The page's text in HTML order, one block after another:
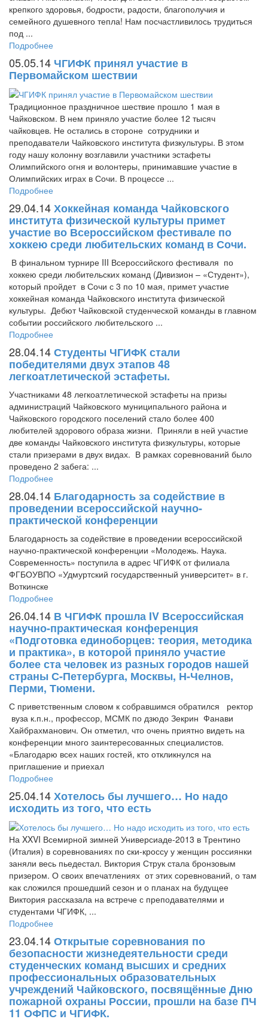
крепкого здоровья, бодрости, радости, благополучия и
семейного душевного тепла! Нам посчастливилось трудиться
под ...
Подробнее
05.05.14 ЧГИФК принял участие в
Первомайском шествии
Традиционное праздничное шествие прошло 1 мая в
Чайковском. В нем приняло участие более 12 тысяч
чайковцев. Не остались в стороне сотрудники и
преподаватели Чайковского института физкультуры. В этом
году нашу колонну возглавили участники эстафеты
Олимпийского огня и волонтеры, принимавшие участие в
Олимпийских играх в Сочи. В процессе ...
Подробнее
29.04.14Хоккейная команда Чайковского
института физической культуры примет
участие во Всероссийском фестивале по
хоккею среди любительских команд в Сочи.
В финальном турнире III Всероссийского фестиваля по
хоккею среди любительских команд (Дивизион – «Студент»),
который пройдет в Сочи с 3 по 10 мая, примет участие
хоккейная команда Чайковского института физической
культуры. Дебют Чайковской студенческой команды в главном
событии российского любительского ...
Подробнее
28.04.14Студенты ЧГИФК стали
победителями двух этапов 48
легкоатлетической эстафеты.
Участниками 48 легкоатлетической эстафеты на призы
администраций Чайковского муниципального района и
Чайковского городского поселений стало более 400
любителей здорового образа жизни. Приняли в ней участие
две команды Чайковского института физкультуры, которые
стали призерами в двух видах. В рамках соревнований было
проведено 2 забега: ...
Подробнее
28.04.14 Благодарность за содействие в
проведении всероссийской научно-
практической конференции
Благодарность за содействие в проведении всероссийской
научно-практической конференции «Молодежь. Наука.
Современность» поступила в адрес ЧГИФК от филиала
ФГБОУВПО «Удмуртский государственный университет» в г.
Воткинске
Подробнее
26.04.14 В ЧГИФК прошла IV Всероссийская
научно-практическая конференция
«Подготовка единоборцев: теория, методика
и практика», в которой приняло участие
более ста человек из разных городов нашей
страны С-Петербурга, Москвы, Н-Челнов,
Перми, Тюмени.
С приветственным словом к собравшимся обратился ректор
вуза к.п.н., профессор, МСМК по дзюдо Зекрин Фанави
Хайбрахманович. Он отметил, что очень приятно видеть на
конференции много заинтересованных специалистов.
«Благодарю всех наших гостей, кто откликнулся на
приглашение и приехал
Подробнее
25.04.14Хотелось бы лучшего… Но надо
исходить из того, что есть
На XXVI Всемирной зимней Универсиаде-2013 в Трентино
(Италия) в соревнованиях по ски-кроссу у женщин россиянки
заняли весь пьедестал. Виктория Струк стала бронзовым
призером. О своих впечатлениях от этих соревнований, о там
как сложился прошедший сезон и о планах на будущее
Виктория рассказала на встрече с преподавателями и
студентами ЧГИФК, ...
Подробнее
23.04.14Открытые соревнования по
безопасности жизнедеятельности среди
студенческих команд высших и средних
профессиональных образовательных
учреждений Чайковского, посвящённые Дню
пожарной охраны России, прошли на базе ПЧ
11 ОФПС и ЧГИФК.